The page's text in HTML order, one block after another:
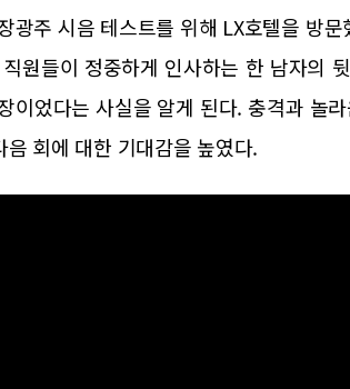
광주 시음 테스트를 위해 LX호텔을 방
원들이 정중하게 인사하는 한 남자의
이었다는 사실을 알게 된다. 충격과 놀
음 회에 대한 기대감을 높였다.